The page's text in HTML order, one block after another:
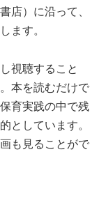
店）に沿って、
ます。
視聴すること
本を読むだけで
育実践の中で残
としています。
も見ることがで